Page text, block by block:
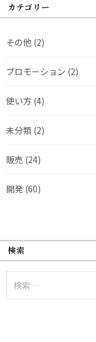
カテゴリー
その他 (2)
プロモーション (2)
使い方 (4)
未分類 (2)
販売 (24)
開発 (60)
検索
索: